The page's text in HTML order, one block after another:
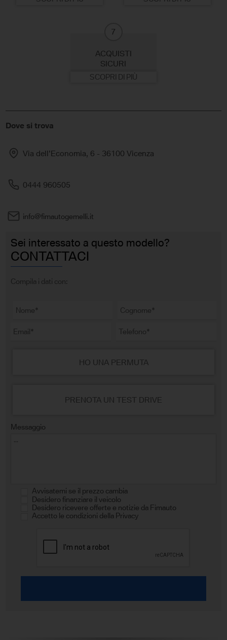
7
ACQUISTI
SICURI
SCOPRI DI PIÙ
Dove si trova
Via dell'Economia, 6 - 36100 Vicenza
0444 960505
info@fimautogemelli.it
Sei interessato a questo modello?
CONTATTACI
Compila i dati con:
HO UNA PERMUTA
PRENOTA UN TEST DRIVE
Messaggio
Avvisatemi se il prezzo cambia
Desidero finanziare il veicolo
Desidero ricevere offerte e notizie da Fimauto
Accetto le condizioni della Privacy